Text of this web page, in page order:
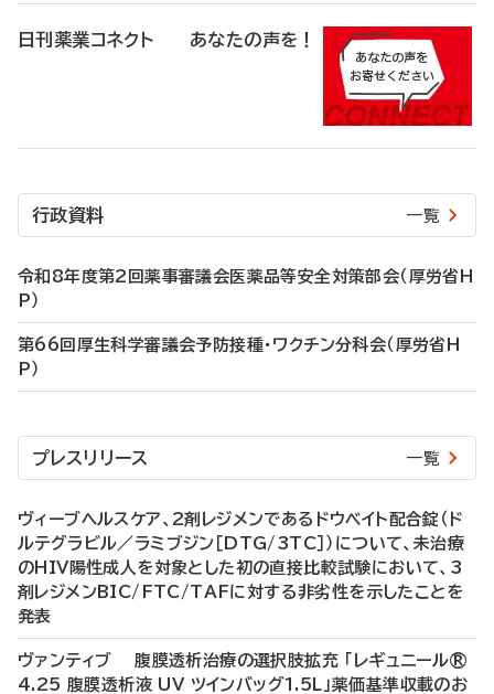
日刊薬業コネクト あなたの声を！
行政資料 一覧
令和8年度第2回薬事審議会医薬品等安全対策部会（厚労省H
P）
第66回厚生科学審議会予防接種・ワクチン分科会（厚労省H
P）
プレスリリース 一覧
ヴィーブヘルスケア、2剤レジメンであるドウベイト配合錠（ド
ルテグラビル／ラミブジン［DTG/3TC］）について、未治療
のHIV陽性成人を対象とした初の直接比較試験において、3
剤レジメンBIC/FTC/TAFに対する非劣性を示したことを
発表
ヴァンティブ 腹膜透析治療の選択肢拡充 「レギュニール®
4.25 腹膜透析液 UV ツインバッグ1.5L」薬価基準収載のお